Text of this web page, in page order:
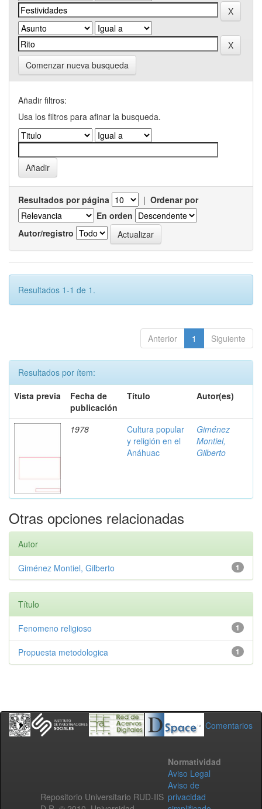
Comenzar nueva busqueda
Añadir filtros:
Usa los filtros para afinar la busqueda.
Resultados por página | Ordenar por
En orden
Autor/registro
Resultados 1-1 de 1.
Anterior 1 Siguiente
Resultados por ítem:
Vista previa
Fecha de
publicación
Título Autor(es)
1978
Cultura popular
y religión en el
Anáhuac
Giménez
Montiel,
Gilberto
Otras opciones relacionadas
Autor
1
Giménez Montiel, Gilberto
Título
1
Fenomeno religioso
1
Propuesta metodologica
Comentarios
Repositorio Universitario RUD-IIS
Normatividad
Aviso Legal
Aviso de
privacidad